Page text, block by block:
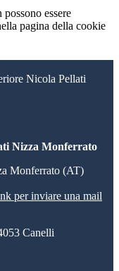
essere
pagina della cookie
Nicola Pellati
Nizza Monferrato
Monferrato (AT)
per inviare una mail
Canelli